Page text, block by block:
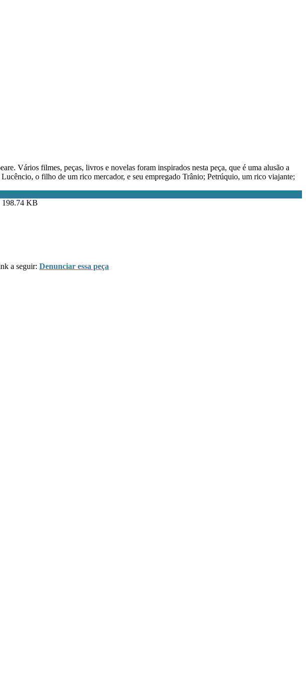
Vários filmes, peças, livros e novelas foram inspirados nesta peça, que é uma alusão a
o filho de um rico mercador, e seu empregado Trânio; Petrúquio, um rico viajante;
198.74 KB
a seguir: Denunciar essa peça